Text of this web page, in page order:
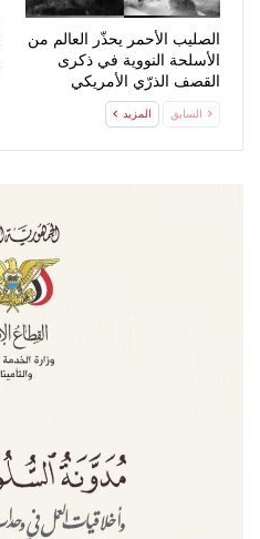
الصليب الأحمر يحذّر العالم من
الأسلحة النووية في ذكرى
القصف الذرّي الأمريكي
لهيروشيما
السابق المزيد